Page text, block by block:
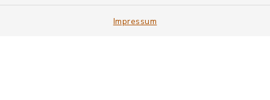
Impressum
Sitemap